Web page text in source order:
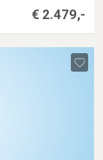
€ 2.479,-